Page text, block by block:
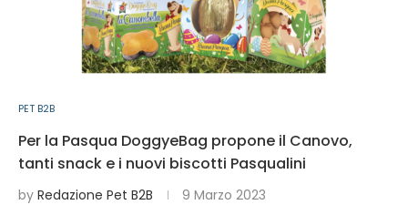
PET B2B
Per la Pasqua DoggyeBag propone il Canovo,
tanti snack e i nuovi biscotti Pasqualini
by Redazione Pet B2B 9 Marzo 2023